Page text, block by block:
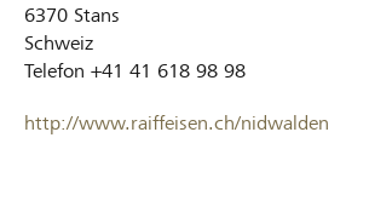
6370 Stans
Schweiz
Telefon +41 41 618 98 98
http://www.raiffeisen.ch/nidwalden